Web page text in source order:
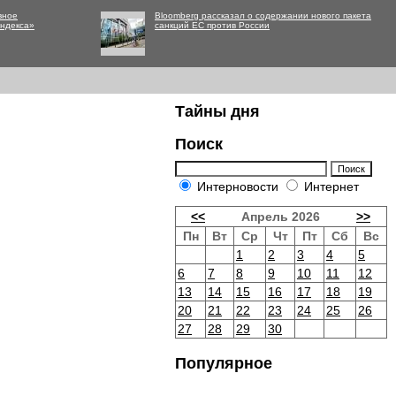
Bloomberg рассказал о содержании нового пакета
санкций ЕС против России
Тайны дня
Поиск
Интерновости Интернет
<< Апрель 2026
>>
Пн
Вт Ср Чт Пт Сб
Вс
1
2 3 4
5
6
7 8 9 10 11
12
13
14 15 16 17 18
19
20
21 22 23 24 25
26
27
28 29 30
Популярное